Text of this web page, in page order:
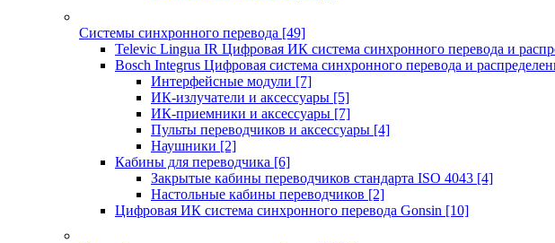
Системы синхронного перевода [49]
Televic Lingua IR Цифровая ИК система синхронного перевода и
Bosch Integrus Цифровая система синхронного перевода и
Интерфейсные модули [7]
ИК-излучатели и аксессуары [5]
ИК-приемники и аксессуары [7]
Пульты переводчиков и аксессуары [4]
Наушники [2]
Кабины для переводчика [6]
Закрытые кабины переводчиков стандарта ISO 4043 [4]
Настольные кабины переводчиков [2]
Цифровая ИК система синхронного перевода Gonsin [10]